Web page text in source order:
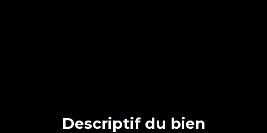
Descriptif du bien